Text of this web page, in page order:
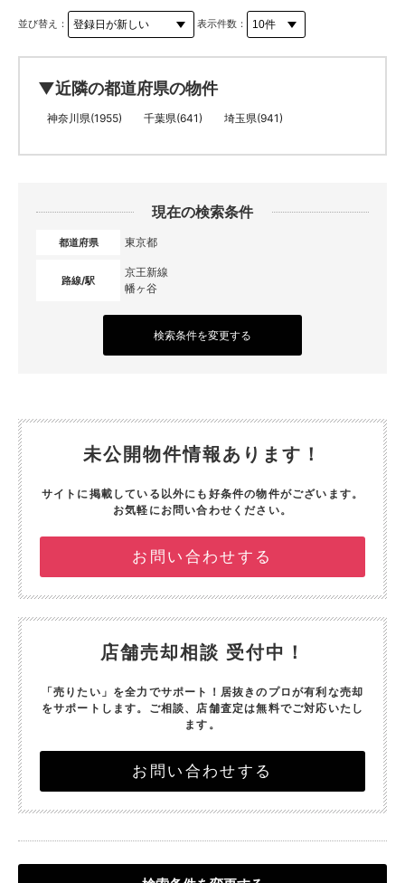
並び替え： 表示件数：
▼近隣の都道府県の物件
神奈川県(1955) 千葉県(641) 埼玉県(941)
現在の検索条件
都道府県 東京都
路線/駅
京王新線
幡ヶ谷
検索条件を変更する
未公開物件情報あります！
サイトに掲載している以外にも好条件の物件がございます。
お気軽にお問い合わせください。
お問い合わせする
店舗売却相談 受付中！
「売りたい」を全力でサポート！ 居抜きのプロが有利な売却
をサポートします。 ご相談、店舗査定は無料でご対応いたし
ます。
お問い合わせする